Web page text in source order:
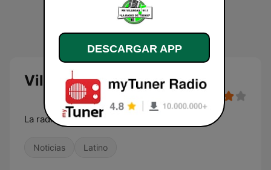
Villegas 91.1 FM en vivo
La radio de los barrios
Noticias Latino
DESCARGAR APP